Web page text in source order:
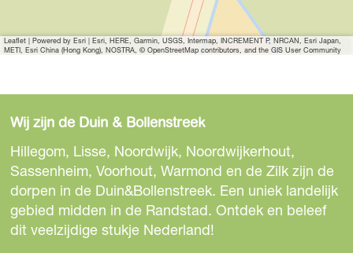
Leaflet | Powered by Esri | Esri, HERE, Garmin, USGS, Intermap, INCREMENT P, NRCAN, Esri Japan,
METI, Esri China (Hong Kong), NOSTRA, © OpenStreetMap contributors, and the GIS User Community
Wij zijn de Duin & Bollenstreek
Hillegom, Lisse, Noordwijk, Noordwijkerhout,
Sassenheim, Voorhout, Warmond en de Zilk zijn de
dorpen in de Duin&Bollenstreek. Een uniek landelijk
gebied midden in de Randstad. Ontdek en beleef
dit veelzijdige stukje Nederland!